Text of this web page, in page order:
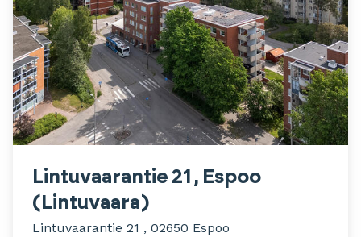
Lintuvaarantie 21 , Espoo
(Lintuvaara)
Lintuvaarantie 21 , 02650 Espoo